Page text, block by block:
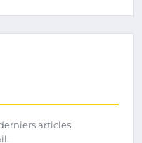
articles